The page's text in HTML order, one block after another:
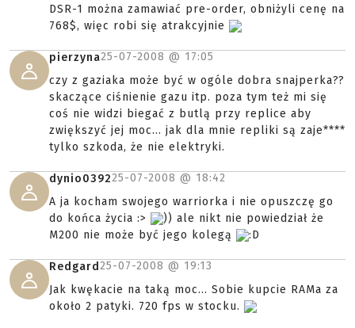
DSR-1 można zamawiać pre-order, obniżyli cenę na
768$, więc robi się atrakcyjnie
pierzyna25-07-2008 @ 17:05
czy z gaziaka może być w ogóle dobra snajperka??
skaczące ciśnienie gazu itp. poza tym też mi się
coś nie widzi biegać z butlą przy replice aby
zwiększyć jej moc... jak dla mnie repliki są zaje****
tylko szkoda, że nie elektryki.
dynio039225-07-2008 @ 18:42
A ja kocham swojego warriorka i nie opuszczę go
do końca życia :>
)) ale nikt nie powiedział że
M200 nie może być jego kolegą
:D
Redgard25-07-2008 @ 19:13
Jak kwękacie na taką moc... Sobie kupcie RAMa za
około 2 patyki. 720 fps w stocku.